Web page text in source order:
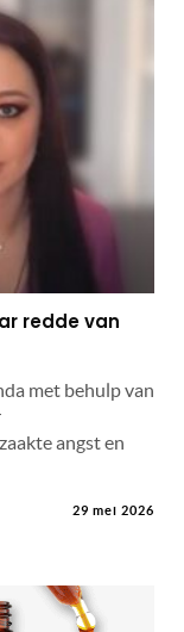
redde van
met behulp van
angst en
29 mei 2026